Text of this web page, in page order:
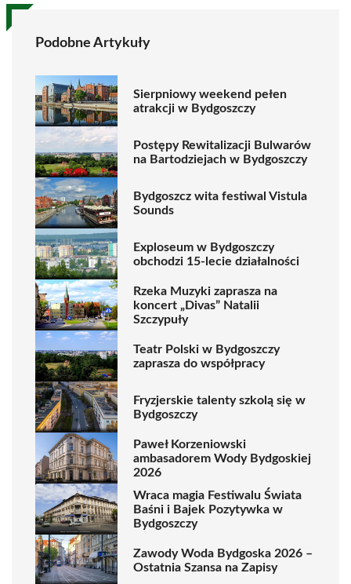
Podobne Artykuły
Sierpniowy weekend pełen
atrakcji w Bydgoszczy
Postępy Rewitalizacji Bulwarów
na Bartodziejach w Bydgoszczy
Bydgoszcz wita festiwal Vistula
Sounds
Exploseum w Bydgoszczy
obchodzi 15-lecie działalności
Rzeka Muzyki zaprasza na
koncert „Divas” Natalii
Szczypuły
Teatr Polski w Bydgoszczy
zaprasza do współpracy
Fryzjerskie talenty szkolą się w
Bydgoszczy
Paweł Korzeniowski
ambasadorem Wody Bydgoskiej
2026
Wraca magia Festiwalu Świata
Baśni i Bajek Pozytywka w
Bydgoszczy
Zawody Woda Bydgoska 2026 –
Ostatnia Szansa na Zapisy